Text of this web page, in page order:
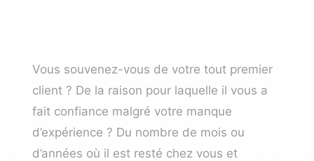
Vous souvenez-vous de votre tout premier
client ? De la raison pour laquelle il vous a
fait confiance malgré votre manque
d’expérience ? Du nombre de mois ou
d’années où il est resté chez vous et